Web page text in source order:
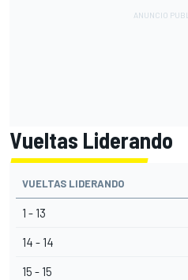
Vueltas Liderando
VUELTAS LIDERANDO
1 - 13
14 - 14
15 - 15